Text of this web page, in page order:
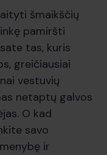
šmaikščių
pamiršti
tas, kuris
greičiausiai
vestuvių
netaptų galvos
O kad
savo
ir